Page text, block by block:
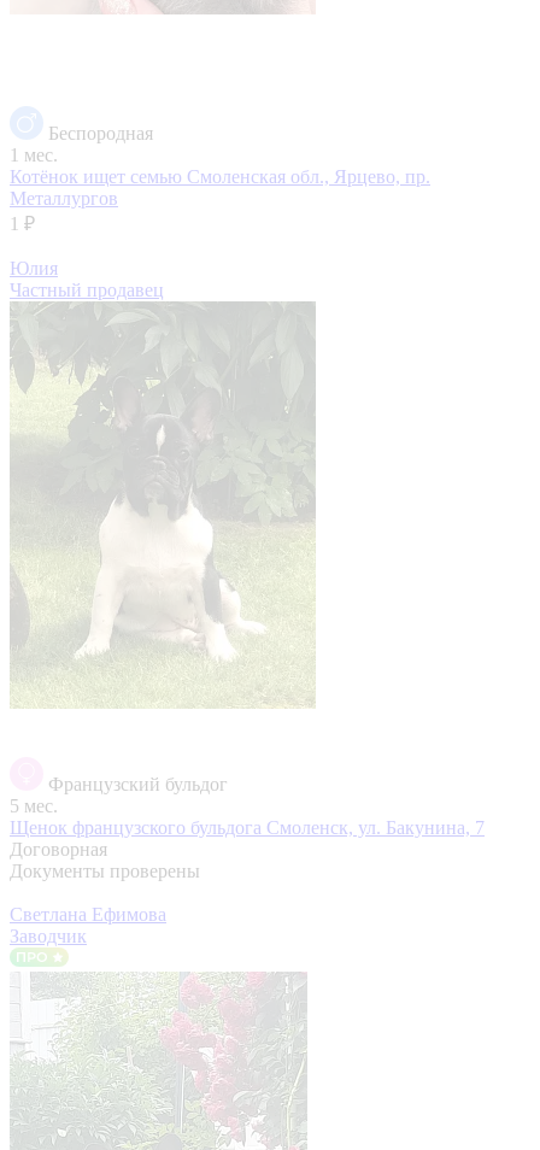
Беспородная
1 мес.
Котёнок ищет семью Смоленская обл., Ярцево, пр.
Металлургов
1 ₽
Юлия
Частный продавец
Французский бульдог
5 мес.
Щенок французского бульдога Смоленск, ул. Бакунина, 7
Договорная
Документы проверены
Светлана Ефимова
Заводчик